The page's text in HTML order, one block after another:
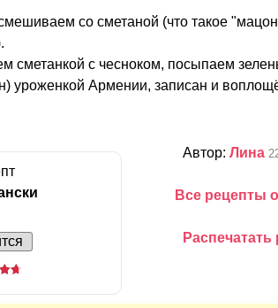
со сметаной (что такое
сметанкой с чесноком, посыпаем
уроженкой Армении, записан и
Автор: Лина
Все рецепты
Распечатать